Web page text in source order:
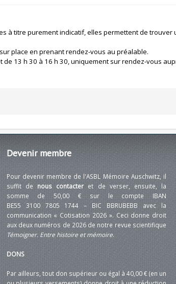
à titre purement indicatif, elles permettent de
place en prenant rendez-vous au préalable.
13 h 30 à 16 h 30, uniquement sur rendez-vous
Devenir membre
Pour devenir membre de l'ASBL Mémoire Auschwitz, il
suffit de nous contacteret de verser, ensuite, la
somme de 50,00 € sur le compte IBAN
BE55 3100 7805 1744 – BIC BBRUBEBB avec la
communication « Cotisation 2026 ». Ceci donne droit
aux deux numéros de 2026 de notre revue scientifique
Témoigner. Entre histoire et mémoire.
DONS
Par ailleurs, tout don supérieur ou égal à 40,00 € (en un